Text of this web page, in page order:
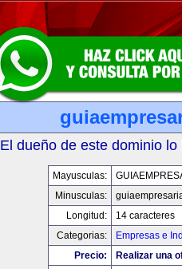
El dueño de este dominio
Mayusculas:
Minusculas:
Longitud:
14 caracteres
Categorias:
Empresas e
Precio:
Realizar una